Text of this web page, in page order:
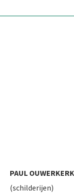
PAUL OUWERKERK
(schilderijen)